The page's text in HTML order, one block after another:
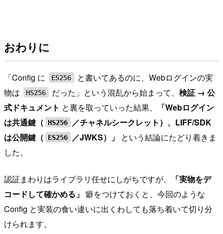
おわりに
「Config に ES256
と書いてあるのに、Webログインの実
物は
HS256 だった」という混乱から始まって、検証 → 公
式ドキュメント と裏を取っていった結果、
「Webログイン
は共通鍵（
HS256
／チャネルシークレット）、LIFF/SDK
は公開鍵（
ES256 ／JWKS）」
という結論にたどり着きま
した。
認証まわりはライブラリ任せにしがちですが、
「実物をデ
コードして確かめる」 癖をつけておくと、今回のような
Config と実装の食い違いに出くわしても落ち着いて切り分
けられます。